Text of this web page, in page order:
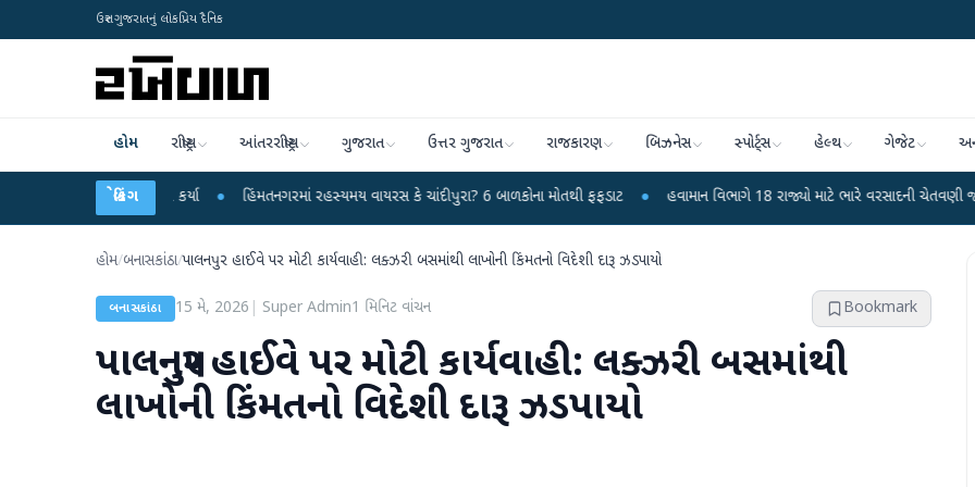
ઉત્તર ગુજરાતનું લોકપ્રિય દૈનિક
હોમ રાષ્ટ્રીય આંતરરાષ્ટ્રીય ગુજરાત ઉત્તર ગુજરાત રાજકારણ બિઝનેસ સ્પોર્ટ્સ હેલ્થ ગેજેટ
બ્રેકિંગ
કેન્દ્ર પર પ્રહાર કર્યા હિંમતનગરમાં રહસ્યમય વાયરસ કે ચાંદીપુરા? 6 બાળકોના મોતથી ફફડાટ ● હવામાન વિભાગે 18 રાજ્યો માટે ભારે વરસાદની ચેતવણી જારી કરી ●
હોમ/બનાસકાંઠા/પાલનપુર હાઈવે પર મોટી કાર્યવાહી: લક્ઝરી બસમાંથી લાખોની કિંમતનો વિદેશી દારૂ ઝડપાયો
બનાસકાંઠા 15 મે, 2026 Super Admin1 મિનિટ વાંચન Bookmark
પાલનપુર હાઈવે પર મોટી કાર્યવાહી: લક્ઝરી બસમાંથી
લાખોની કિંમતનો વિદેશી દારૂ ઝડપાયો